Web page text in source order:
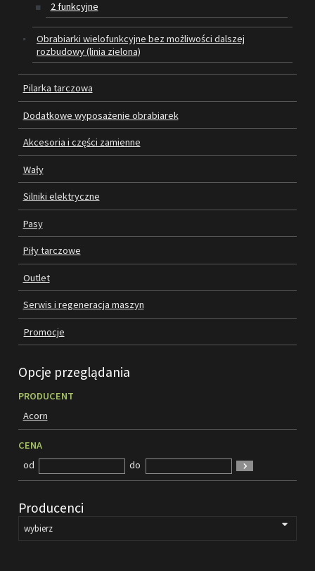
WAŁY
SILNIKI ELEKTRYCZNE
PASY
PIŁY TARCZOWE
OUTLET
SERWIS I REGENERACJA MASZYN
PROMOCJE
REGULAMIN
KATALOGI
OBRABIARKI DO DREWNA
SILNIKI ELEKTRYCZNE
PASY KLINOWE
FILMY
2 funkcyjne
Obrabiarki wielofunkcyjne bez możliwości dalszej
rozbudowy (linia zielona)
Pilarka tarczowa
Dodatkowe wyposażenie obrabiarek
Akcesoria i części zamienne
Wały
Silniki elektryczne
Pasy
Piły tarczowe
Outlet
Serwis i regeneracja maszyn
Promocje
Opcje przeglądania
PRODUCENT
Acorn
CENA
od
do
Producenci